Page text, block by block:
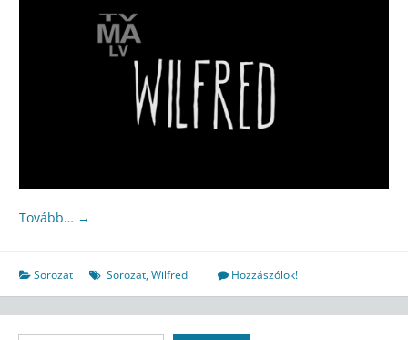
Tovább… →
Sorozat Sorozat,Wilfred Hozzászólok!